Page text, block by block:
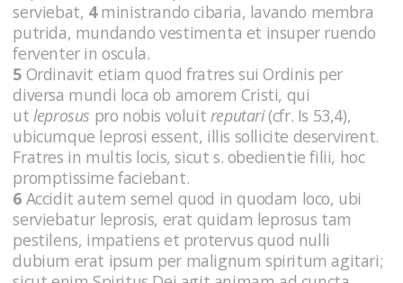
serviebat, 4ministrando cibaria, lavando membra
putrida, mundando vestimenta et insuper ruendo
ferventer in oscula.
5 Ordinavit etiam quod fratres sui Ordinis per
diversa mundi loca ob amorem Cristi, qui
utleprosus pro nobis voluit reputari(cfr. Is 53,4),
ubicumque leprosi essent, illis sollicite deservirent.
Fratres in multis locis, sicut s. obedientie filii, hoc
promptissime faciebant.
6 Accidit autem semel quod in quodam loco, ubi
serviebatur leprosis, erat quidam leprosus tam
pestilens, impatiens et protervus quod nulli
dubium erat ipsum per malignum spiritum agitari;